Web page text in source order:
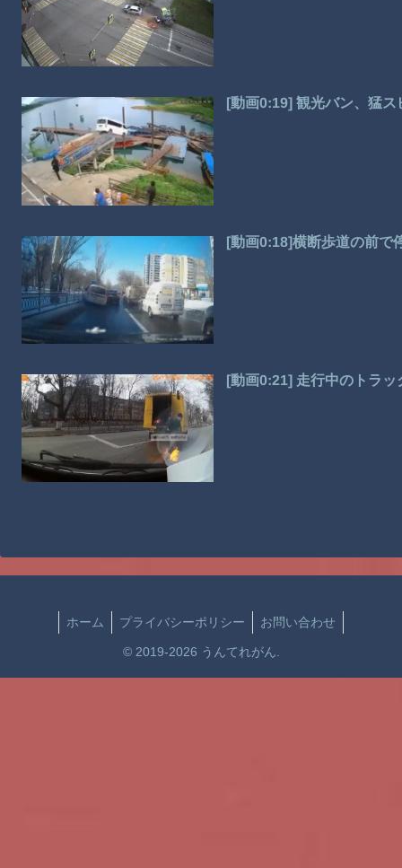
[動画0:19] 観光バン、猛
[動画0:18]横断歩道の前で
[動画0:21] 走行中のトラ
ホーム プライバシーポリシー お問い合わせ
© 2019-2026 うんてれがん.